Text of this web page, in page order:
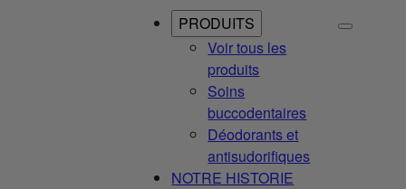
PRODUITS
Voir tous les
produits
Soins
buccodentaires
Déodorants et
antisudorifiques
NOTRE HISTORIE